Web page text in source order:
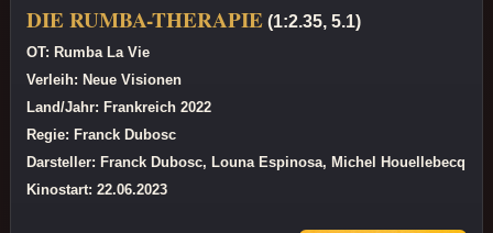
DIE RUMBA-THERAPIE (1:2.35, 5.1)
OT: Rumba La Vie
Verleih: Neue Visionen
Land/Jahr: Frankreich 2022
Regie: Franck Dubosc
Darsteller: Franck Dubosc, Louna Espinosa, Michel Houellebecq
Kinostart: 22.06.2023